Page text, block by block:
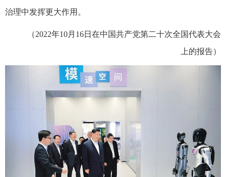
治理中发挥更大作用。
（2022年10月16日在中国共产党第二十次全国代表大会
上的报告）